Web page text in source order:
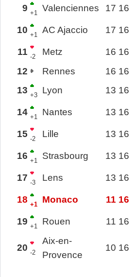
9 +1 Valenciennes 17 16
10 +1 AC Ajaccio 17 16
11 -2 Metz 16 16
12
Rennes 16 16
13 +3 Lyon 13 16
14 +1 Nantes 13 16
15 -2 Lille 13 16
16 +1 Strasbourg 13 16
17 -3 Lens 13 16
18 +1 Monaco 11 16
19 +1 Rouen 11 16
20 -2
Aix-en-
Provence
10 16